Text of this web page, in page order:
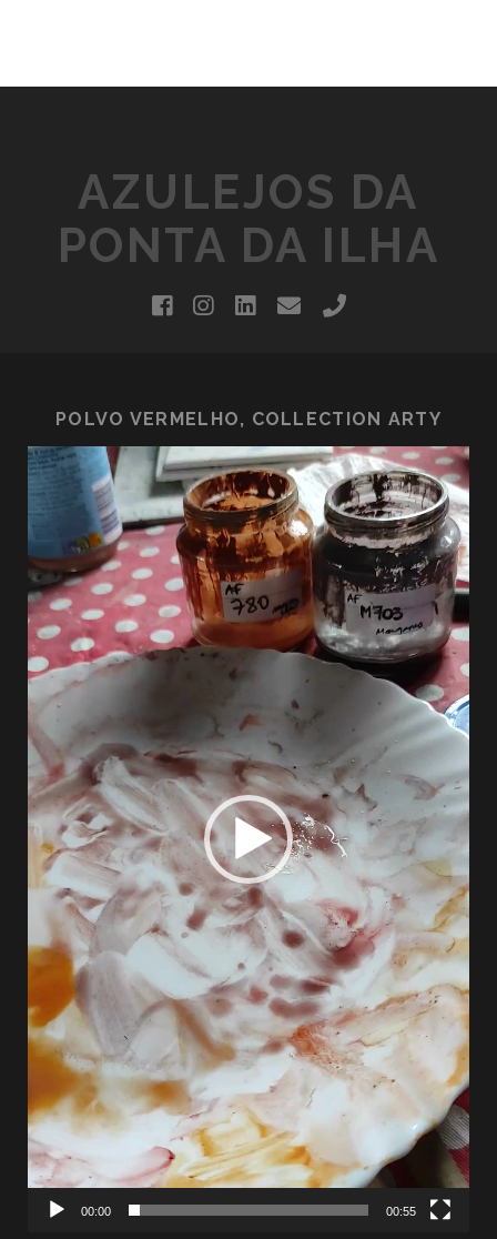
AZULEJOS DA
PONTA DA ILHA
facebookinstagram
linkedin
emailphone
POLVO VERMELHO, COLLECTION ARTY
Lecteur
vidéo
00:00 00:55